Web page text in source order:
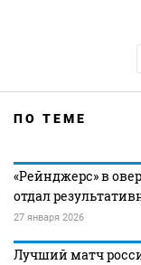
ПО ТЕМЕ
«Рейнджерс» в
отдал
27 января 2026
Лучший матч